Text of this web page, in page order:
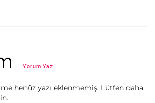
Yorum Yaz
henüz yazı eklenmemiş. Lütfen daha